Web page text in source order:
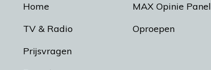
Home
TV & Radio
Prijsvragen
MAX Opinie Panel
Oproepen